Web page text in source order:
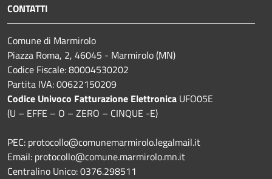
CONTATTI
Comune di Marmirolo
Piazza Roma, 2, 46045 - Marmirolo (MN)
Codice Fiscale: 80004530202
Partita IVA: 00622150209
Codice Univoco Fatturazione Elettronica UFO05E
(U – EFFE – O – ZERO – CINQUE -E)
PEC: protocollo@comunemarmirolo.legalmail.it
Email: protocollo@comune.marmirolo.mn.it
Centralino Unico: 0376.298511